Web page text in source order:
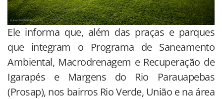
Ele informa que, além das praças e parques
que integram o Programa de Saneamento
Ambiental, Macrodrenagem e Recuperação de
Igarapés e Margens do Rio Parauapebas
(Prosap), nos bairros Rio Verde, União e na área